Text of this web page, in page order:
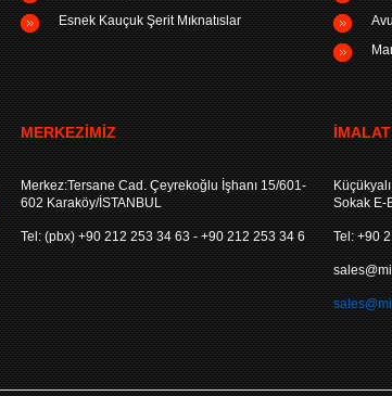
Esnek Kauçuk Şerit Mıknatıslar
MERKEZIMIZ
Merkez:Tersane Cad. Çeyrekoğlu İşhanı 15/601-
602 Karaköy/İSTANBUL
Tel: (pbx) +90 212 253 34 63 - +90 212 253 34 6
İMALAT
Sokak E-
Tel: +90